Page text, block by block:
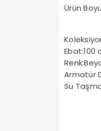
Ürün
Ebat:100
Armatür
Su